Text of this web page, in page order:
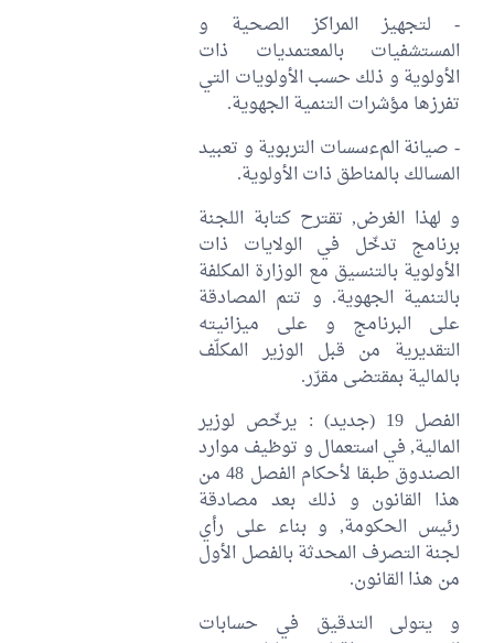
- لتجهيز المراكز الصحية و
المستشفيات بالمعتمديات ذات
الأولوية و ذلك حسب الأولويات التي
تفرزها مؤشرات التنمية الجهوية.
- صيانة المءسسات التربوية و تعبيد
المسالك بالمناطق ذات الأولوية.
و لهذا الغرض, تقترح كتابة اللجنة
برنامج تدخّل في الولايات ذات
الأولوية بالتنسيق مع الوزارة المكلفة
بالتنمية الجهوية. و تتم المصادقة
على البرنامج و على ميزانيته
التقديرية من قبل الوزير المكلّف
بالمالية بمقتضى مقرّر.
الفصل 19 (جديد) : يرخّص لوزير
المالية, في استعمال و توظيف موارد
الصندوق طبقا لأحكام الفصل 48 من
هذا القانون و ذلك بعد مصادقة
رئيس الحكومة, و بناء على رأي
لجنة التصرف المحدثة بالفصل الأول
من هذا القانون.
و يتولى التدقيق في حسابات